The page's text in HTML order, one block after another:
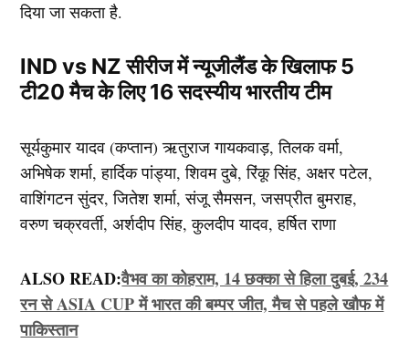
दिया जा सकता है.
IND vs NZ सीरीज में न्यूजीलैंड के खिलाफ 5
टी20 मैच के लिए 16 सदस्यीय भारतीय टीम
सूर्यकुमार यादव (कप्तान) ऋतुराज गायकवाड़, तिलक वर्मा,
अभिषेक शर्मा, हार्दिक पांड्या, शिवम दुबे, रिंकू सिंह, अक्षर पटेल,
वाशिंगटन सुंदर, जितेश शर्मा, संजू सैमसन, जसप्रीत बुमराह,
वरुण चक्रवर्ती, अर्शदीप सिंह, कुलदीप यादव, हर्षित राणा
ALSO READ:वैभव का कोहराम, 14 छक्का से हिला दुबई, 234
रन से ASIA CUP में भारत की बम्पर जीत, मैच से पहले खौफ में
पाकिस्तान